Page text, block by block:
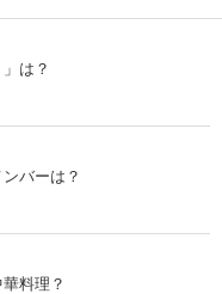
は？
バーは？
料理？